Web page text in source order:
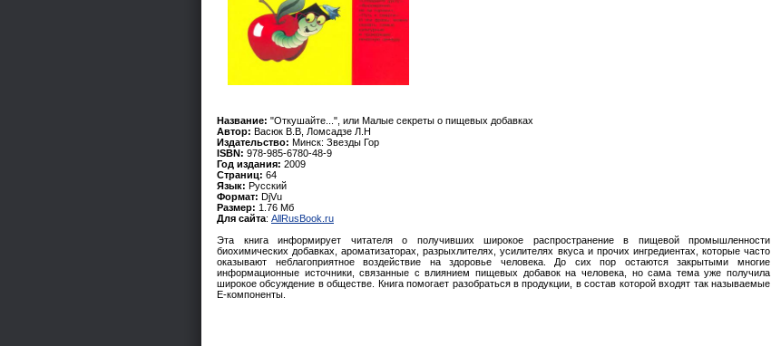
Название: "Откушайте...", или Малые секреты о пищевых добавках
Автор: Васюк В.В, Ломсадзе Л.Н
Издательство: Минск: Звезды Гор
ISBN: 978-985-6780-48-9
Год издания: 2009
Страниц: 64
Язык: Русский
Формат: DjVu
Размер: 1.76 Мб
Для сайта: AllRusBook.ru
Эта книга информирует читателя о получивших широкое распространение в пищевой промышленности
биохимических добавках, ароматизаторах, разрыхлителях, усилителях вкуса и прочих ингредиентах, которые часто
оказывают неблагоприятное воздействие на здоровье человека. До сих пор остаются закрытыми многие
информационные источники, связанные с влиянием пищевых добавок на человека, но сама тема уже получила
широкое обсуждение в обществе. Книга помогает разобраться в продукции, в состав которой входят так называемые
Е-компоненты.